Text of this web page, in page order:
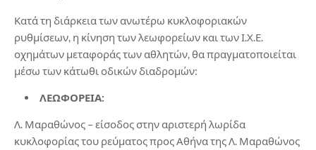
Κατά τη διάρκεια των ανωτέρω κυκλοφοριακών
ρυθμίσεων, η κίνηση των λεωφορείων και των Ι.Χ.Ε.
οχημάτων μεταφοράς των αθλητών, θα πραγματοποιείται
μέσω των κάτωθι οδικών διαδρομών:
ΛΕΩΦΟΡΕΙΑ:
Λ. Μαραθώνος – είσοδος στην αριστερή λωρίδα
κυκλοφορίας του ρεύματος προς Αθήνα της Λ. Μαραθώνος